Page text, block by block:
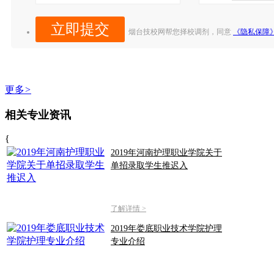
烟台技校网帮您择校调剂，同意 《隐私保障
更多>
相关专业资讯
{
2019年河南护理职业学院关于
单招录取学生推迟入
了解详情 >
2019年娄底职业技术学院护理
专业介绍